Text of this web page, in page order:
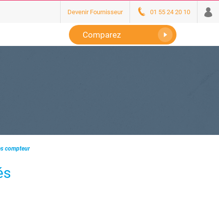
Devenir Fournisseur 01 55 24 20 10
Comparez
compteur ?